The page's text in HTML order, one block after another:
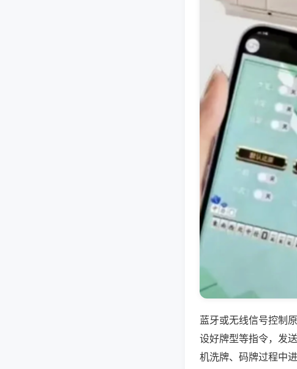
蓝牙或无线信号控制
设好牌型等指令，发
机洗牌、码牌过程中